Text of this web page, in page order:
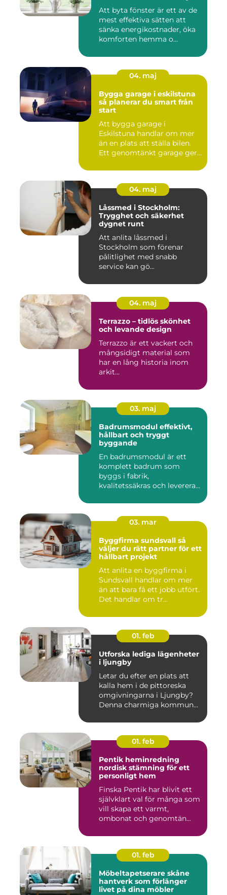
Att byta fönster är ett av de
mest effektiva sätten att
sänka energikostnader, öka
komforten hemma o...
04. maj
Bygga garage i eskilstuna
så planerar du smart från
start
Att bygga garage i
Eskilstuna handlar om mer
än en plats att ställa bilen.
Ett genomtänkt garage ger...
04. maj
Låssmed i Stockholm:
Trygghet och säkerhet
dygnet runt
Att anlita låssmed i
Stockholm som förenar
pålitlighet med snabb
service kan gö...
04. maj
Terrazzo – tidlös skönhet
och levande design
Terrazzo är ett vackert och
mångsidigt material som
har en lång historia inom
arkit...
03. maj
Badrumsmodul effektivt,
hållbart och tryggt
byggande
En badrumsmodul är ett
komplett badrum som
byggs i fabrik,
kvalitetssäkras och levereras
03. mar
Byggfirma sundsvall så
väljer du rätt partner för ett
hållbart projekt
Att anlita en byggfirma i
Sundsvall handlar om mer
än att bara få ett jobb utfört.
Det handlar om tr...
01. feb
Utforska lediga lägenheter
i ljungby
Letar du efter en plats att
kalla hem i de pittoreska
omgivningarna i Ljungby?
Denna charmiga kommun...
01. feb
Pentik heminredning
nordisk stämning för ett
personligt hem
Finska Pentik har blivit ett
självklart val för många som
vill skapa ett varmt,
ombonat och genomtän...
01. feb
Möbeltapetserare skåne
hantverk som förlänger
livet på dina möbler